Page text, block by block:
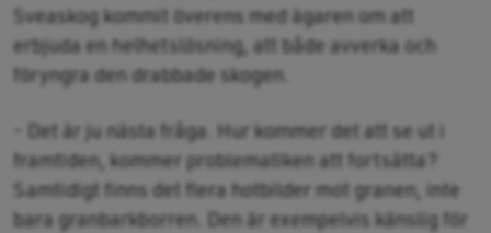
Sveaskog kommit överens med ägaren om att
erbjuda en helhetslösning, att både avverka och
föryngra den drabbade skogen.
- Det är ju nästa fråga. Hur kommer det att se ut i
framtiden, kommer problematiken att fortsätta?
Samtidigt finns det flera hotbilder mot granen, inte
bara granbarkborren. Den är exempelvis känslig för